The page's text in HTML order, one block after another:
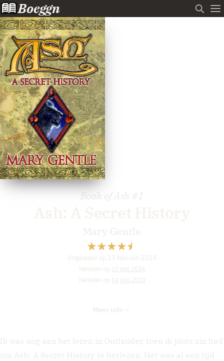
Boeggn
Uitgelezen op 13 februari 2015
Herlezen op 23 mei 2024
Herlezen op 14 juni 2024
Book of Ash #1
Mary Gentle
Meer info
Ik was nog aan het lezen in Outlander, toen ik plots zin had
om Ash: A Secret History te herlezen. Het was al een tijd